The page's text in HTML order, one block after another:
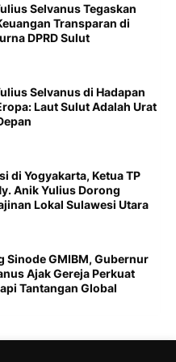
Selvanus Tegaskan
Transparan di
DPRD Sulut
Selvanus di Hadapan
Laut Sulut Adalah Urat
di Yogyakarta, Ketua TP
Anik Yulius Dorong
Lokal Sulawesi Utara
Sinode GMIBM, Gubernur
Ajak Gereja Perkuat
Tantangan Global